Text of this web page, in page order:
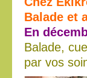
Balade et
En
Balade,
par vos